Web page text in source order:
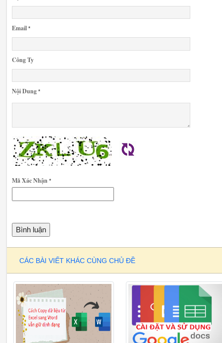
Email *
Công Ty
Nội Dung *
Mã Xác Nhận *
CÁC BÀI VIẾT KHÁC CÙNG CHỦ ĐỀ